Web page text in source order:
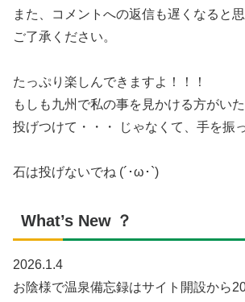
また、コメントへの返信も遅くなると
ご了承ください。
たっぷり楽しんできますよ！！！
もしも九州で私の事を見かける方がい
投げつけて・・・ じゃなくて、手を振
石は投げないでね (´･ω･`)
What’s New ？
2026.1.4
お陰様で温泉備忘録はサイト開設から